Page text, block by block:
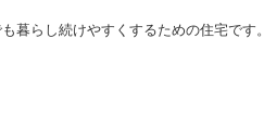
暮らし続けやすくするための住宅です。